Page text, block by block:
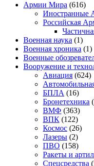
Армии Мира (616)
Иностранные
Российская
Военная наука (1)
Военная хроника (1)
Военные
Вооружение и
Авиация (624)
БПЛА (16)
Бронетехника
ВМФ (363)
ВПК (122)
Космос (26)
Лазеры (2)
ПВО (158)
Ракеты и
Спецсредства